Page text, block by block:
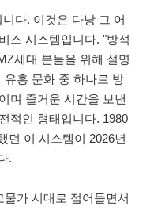
다. 이것은 다낭 그 어
스 시스템입니다. "방석
세대 분들을 위해 설명
흥 문화 중 하나로 방
며 즐거운 시간을 보낸
적인 형태입니다. 1980
던 이 시스템이 2026년
.
가 시대로 접어들면서